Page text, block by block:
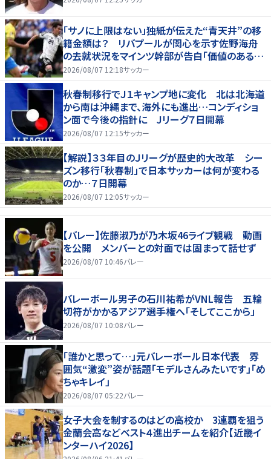
「サノに上限はない」独紙が伝えた“青天井”の移
籍金額は？ リバプールが関心を示す佐野海舟
の去就状況をマインツ幹部が告白「価値のあるも
のになる」
2026/08/07 12:18サッカー
秋春制移行でＪ１キャンプ地に変化 北は北海道
から南は沖縄まで、海外にも進出…コンディショ
ン面で今後の指針に Jリーグ７日開幕
2026/08/07 12:15サッカー
【解説】３３年目のＪリーグが歴史的大改革 シー
ズン移行「秋春制」で日本サッカーは何が変わる
のか…７日開幕
2026/08/07 12:05サッカー
【バレー】佐藤淑乃が乃木坂46ライブ観戦 動画
を公開 メンバーとの対面では固まって話せず
2026/08/07 10:46バレー
バレーボール男子の石川祐希がVNL報告 五輪
切符がかかるアジア選手権へ「そしてここから」
2026/08/07 10:08バレー
「誰かと思って…」元バレーボール日本代表 雰
囲気“激変”姿が話題「モデルさんみたいです」「め
ちゃキレイ」
2026/08/07 05:22バレー
女子大会を制するのはどの高校か 3連覇を狙う
金蘭会高などベスト４進出チームを紹介【近畿イ
ンターハイ2026】